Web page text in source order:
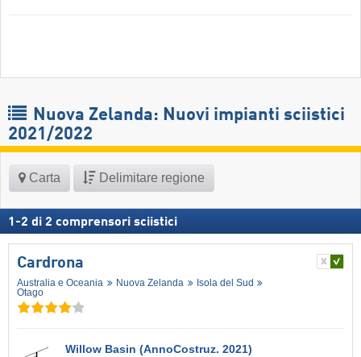
Nuova Zelanda: Nuovi impianti sciistici
2021/2022
Carta Delimitare regione
1 -2 di 2 comprensori sciistici
Cardrona
Australia e Oceania Nuova Zelanda
Isola del Sud
Otago
Willow Basin (AnnoCostruz. 2021)